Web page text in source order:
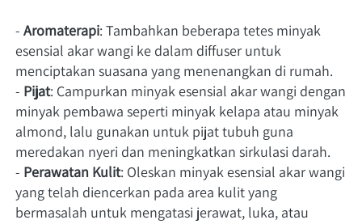
- Aromaterapi: Tambahkan beberapa tetes minyak
esensial akar wangi ke dalam diffuser untuk
menciptakan suasana yang menenangkan di rumah.
- Pijat: Campurkan minyak esensial akar wangi dengan
minyak pembawa seperti minyak kelapa atau minyak
almond, lalu gunakan untuk pijat tubuh guna
meredakan nyeri dan meningkatkan sirkulasi darah.
- Perawatan Kulit: Oleskan minyak esensial akar wangi
yang telah diencerkan pada area kulit yang
bermasalah untuk mengatasi jerawat, luka, atau